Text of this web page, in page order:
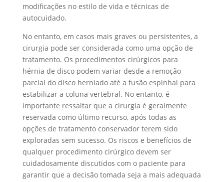
modificações no estilo de vida e técnicas de
autocuidado.
No entanto, em casos mais graves ou persistentes, a
cirurgia pode ser considerada como uma opção de
tratamento. Os procedimentos cirúrgicos para
hérnia de disco podem variar desde a remoção
parcial do disco herniado até a fusão espinhal para
estabilizar a coluna vertebral. No entanto, é
importante ressaltar que a cirurgia é geralmente
reservada como último recurso, após todas as
opções de tratamento conservador terem sido
exploradas sem sucesso. Os riscos e benefícios de
qualquer procedimento cirúrgico devem ser
cuidadosamente discutidos com o paciente para
garantir que a decisão tomada seja a mais adequada